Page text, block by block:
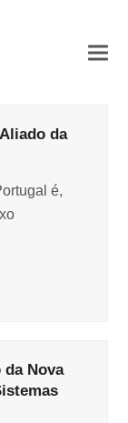
da
é,
da Nova